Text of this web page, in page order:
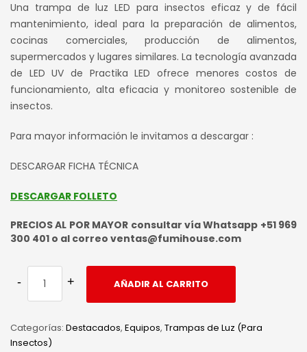
original
era:
S/ 950.00.
actual
es:
S/ 857.00.
Una trampa de luz LED para insectos eficaz y de fácil
mantenimiento, ideal para la preparación de alimentos,
cocinas comerciales, producción de alimentos,
supermercados y lugares similares. La tecnología avanzada
de LED UV de Practika LED ofrece menores costos de
funcionamiento, alta eficacia y monitoreo sostenible de
insectos.
Para mayor información le invitamos a descargar :
DESCARGAR FICHA TÉCNICA
DESCARGAR FOLLETO
PRECIOS AL POR MAYOR consultar vía Whatsapp +51 969
300 401 o al correo ventas@fumihouse.com
AÑADIR AL CARRITO
Categorías: Destacados, Equipos, Trampas de Luz (Para
Insectos)